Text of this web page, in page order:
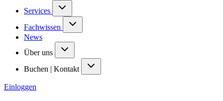
Services
Fachwissen
News
Über uns
Buchen | Kontakt
Einloggen